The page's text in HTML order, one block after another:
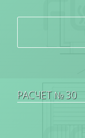
РАСЧЕТ № 30